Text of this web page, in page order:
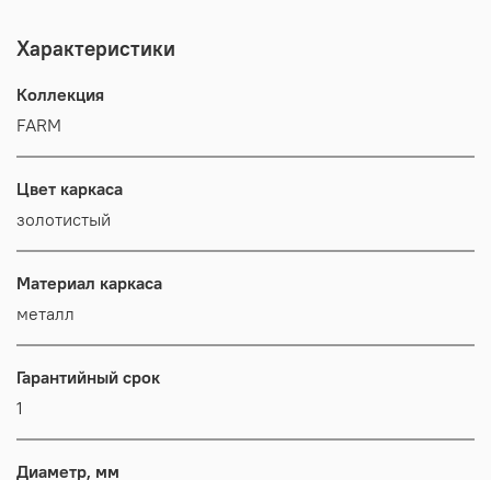
Характеристики
Коллекция
FARM
Цвет каркаса
золотистый
Материал каркаса
металл
Гарантийный срок
1
Диаметр, мм